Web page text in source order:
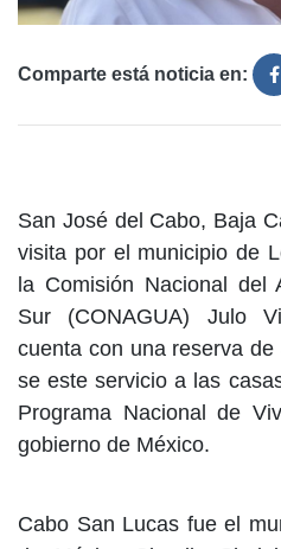
Comparte está noticia en:
San José del Cabo, Baja
visita por el municipio de
la Comisión Nacional del
Sur (CONAGUA) Julo
cuenta con una reserva
se este servicio a las
Programa Nacional de
gobierno de México.
Cabo San Lucas fue el